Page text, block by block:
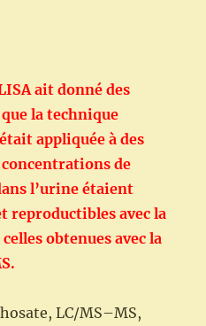
ait donné des
la technique
appliquée à des
concentrations de
l’urine étaient
reproductibles avec la
obtenues avec la
LC/MS–MS,